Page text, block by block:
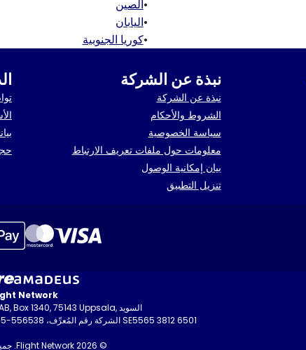
•الصين
•اليابان
•كوريا الجنوبية
نبذة عن الشركة
نبذة عن الشركة
الشروط والأحكام
سياسة الخصوصية
معلومات حول ملفات تعريف الارتباط
بيان إمكانية الوصول
تنزيل التطبيق
Network
Gotogate International AB, Box 1340, 75143 Uppsala, السويد
الشركة رقم المُعرِّف، 556538-1265 رقم الضريبة على القيمة المضافة SE5565 3812 6501
© 2026 Flight Network. جميع الحقوق محفوظة.